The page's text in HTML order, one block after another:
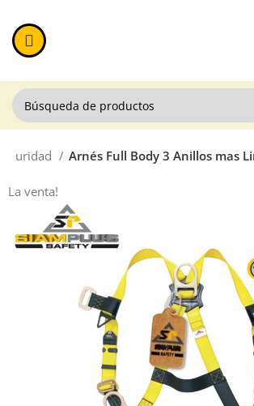
Arnés Full Body 3 Anillos mas
La venta!